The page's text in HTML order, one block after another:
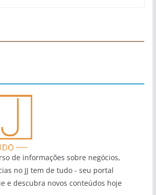
de informações sobre negócios,
no JJ tem de tudo - seu portal
e descubra novos conteúdos hoje